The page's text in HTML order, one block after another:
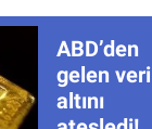
ABD’den
gelen veri
altını